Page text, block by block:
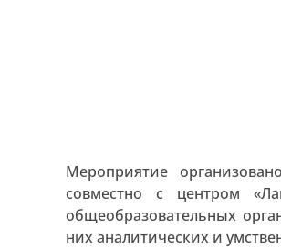
Мероприятие
совместно с центром
общеобразовательных
них аналитических и